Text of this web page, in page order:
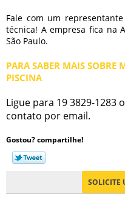
Fale com um
técnica! A empresa fica na
São Paulo.
PARA SABER MAIS SOBRE
PISCINA
Ligue para 19 3829-1283
contato por email.
Gostou? compartilhe!
SOLICITE